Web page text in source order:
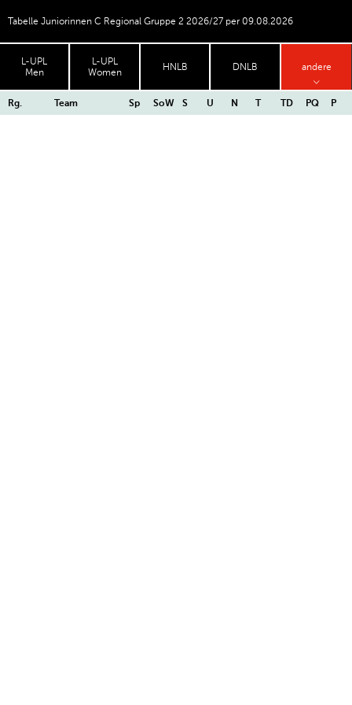
Tabelle Juniorinnen C Regional Gruppe 2 2026/27 per 09.08.2026
L-UPL
Men
L-UPL
Women
HNLB DNLB andere
Rg. Team Sp SoW S U N T TD PQ P